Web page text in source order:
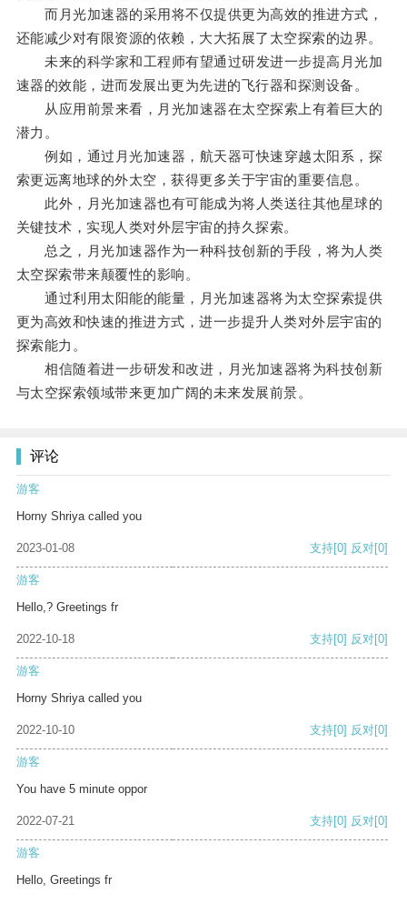
而月光加速器的采用将不仅提供更为高效的推进方式，
还能减少对有限资源的依赖，大大拓展了太空探索的边界。
未来的科学家和工程师有望通过研发进一步提高月光加
速器的效能，进而发展出更为先进的飞行器和探测设备。
从应用前景来看，月光加速器在太空探索上有着巨大的
潜力。
例如，通过月光加速器，航天器可快速穿越太阳系，探
索更远离地球的外太空，获得更多关于宇宙的重要信息。
此外，月光加速器也有可能成为将人类送往其他星球的
关键技术，实现人类对外层宇宙的持久探索。
总之，月光加速器作为一种科技创新的手段，将为人类
太空探索带来颠覆性的影响。
通过利用太阳能的能量，月光加速器将为太空探索提供
更为高效和快速的推进方式，进一步提升人类对外层宇宙的
探索能力。
相信随着进一步研发和改进，月光加速器将为科技创新
与太空探索领域带来更加广阔的未来发展前景。
评论
游客
Horny Shriya called you
2023-01-08 支持[0] 反对[0]
游客
Hello,? Greetings fr
2022-10-18 支持[0] 反对[0]
游客
Horny Shriya called you
2022-10-10 支持[0] 反对[0]
游客
You have 5 minute oppor
2022-07-21 支持[0] 反对[0]
游客
Hello, Greetings fr